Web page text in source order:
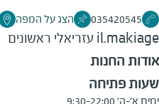
035420545 הצג על המפה
il.makiage עזריאלי ראשונים
אודות החנות
שעות פתיחה